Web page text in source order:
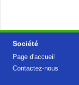
Société
Page d'accueil
Contactez-nous